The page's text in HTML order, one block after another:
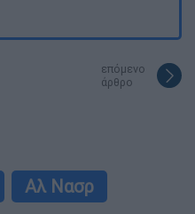
επόμενο
άρθρο
Αλ Νασρ